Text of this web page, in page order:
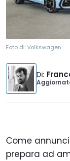
Foto di:Volkswagen
Di:
Come
prepara ad